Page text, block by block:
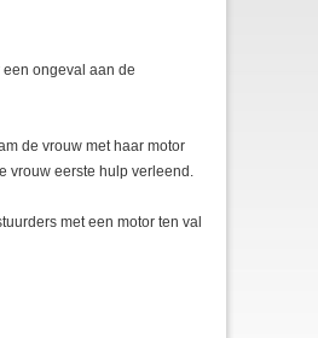
ongeval aan de
de vrouw met haar motor
vrouw eerste hulp verleend.
met een motor ten val